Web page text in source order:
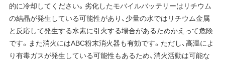
的に冷却してください。劣化したモバイルバッテリーはリチウム
の結晶が発生している可能性があり、少量の水ではリチウム金属
と反応して発生する水素に引火する場合があるためかえって危険
です。また消火にはABC粉末消火器も有効です。ただし、高温によ
り有毒ガスが発生している可能性もあるため、消火活動は可能な